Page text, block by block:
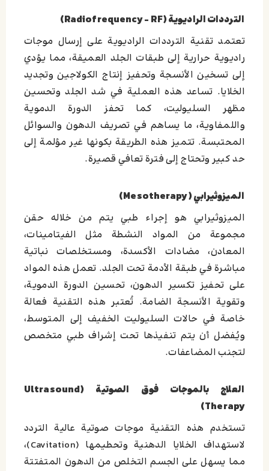
الترددات الراديوية (Radiofrequency – RF)
تعتمد تقنية الترددات الراديوية على إرسال موجات
راديوية حرارية إلى طبقات الجلد العميقة، مما يؤدي
إلى تسخين الأنسجة وتحفيز إنتاج الكولاجين وتجديد
الخلايا. تساعد هذه العملية في شد الجلد وتحسين
مظهر السليوليت، كما تحفز الدورة الدموية
واللمفاوية، ما يساهم في تصريف الدهون والسوائل
المحتبسة. تتميز هذه الطريقة بكونها غير مؤلمة إلى
حد كبير وتحتاج إلى فترة تعافي قصيرة.
الميزوثيرابي (Mesotherapy)
الميزوثيرابي هو إجراء طبي يتم من خلاله حقن
مجموعة من المواد النشطة مثل الفيتامينات،
المعادن، مضادات الأكسدة، ومستخلصات نباتية
مباشرة في طبقة الأدمة تحت الجلد. تعمل هذه المواد
على تحفيز تكسير الدهون، تحسين الدورة الدموية،
وتقوية الأنسجة الضامة. تُعتبر هذه التقنية فعالة
خاصة في حالات السليوليت الخفيف إلى المتوسط،
ويُفضل أن يتم تنفيذها تحت إشراف طبي متخصص
لتجنب المضاعفات.
العلاج بالموجات فوق الصوتية (Ultrasound
Therapy)
تستخدم هذه التقنية موجات صوتية عالية التردد
لاستهداف الخلايا الدهنية وتحطيمها (Cavitation)،
مما يسهل على الجسم التخلص من الدهون المتفتتة